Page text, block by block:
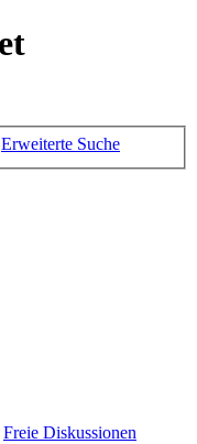
Erweiterte Suche
Freie Diskussionen